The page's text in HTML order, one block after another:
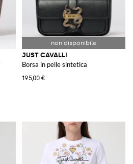
JUST CAVALLI
Borsa in pelle sintetica
195,00 €